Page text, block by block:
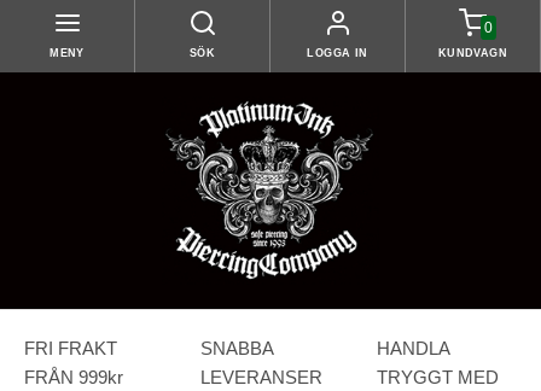
MENY SÖK LOGGA IN
0
KUNDVAGN
FRI FRAKT
FRÅN 999kr
SNABBA
LEVERANSER
HANDLA
TRYGGT MED